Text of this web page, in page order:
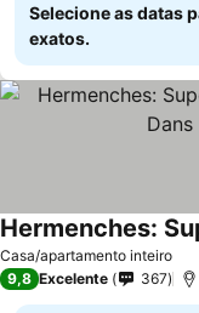
Selecione as datas
exatos.
Casa/apartamento inteiro
9,8 Excelente 367